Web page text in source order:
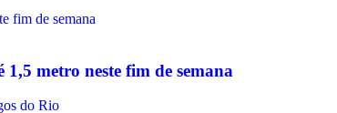
metro neste fim de semana